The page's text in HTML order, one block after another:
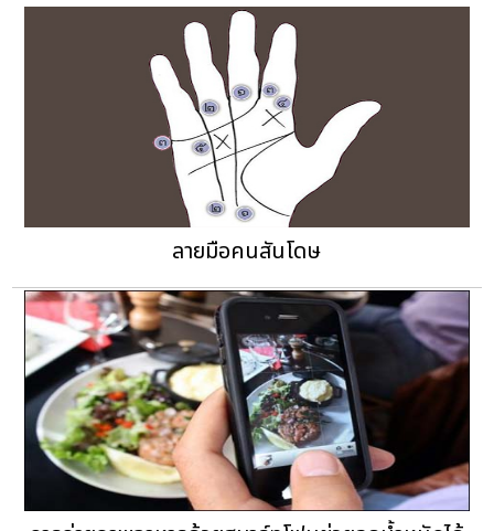
ลายมือคนสันโดษ